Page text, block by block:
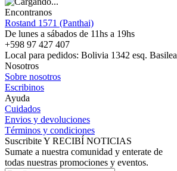
Encontranos
Rostand 1571 (Panthai)
De lunes a sábados de 11hs a 19hs
+598 97 427 407
Local para pedidos: Bolivia 1342 esq. Basilea
Nosotros
Sobre nosotros
Escribinos
Ayuda
Cuidados
Envios y devoluciones
Términos y condiciones
Suscribite Y RECIBÍ NOTICIAS
Sumate a nuestra comunidad y enterate de
todas nuestras promociones y eventos.